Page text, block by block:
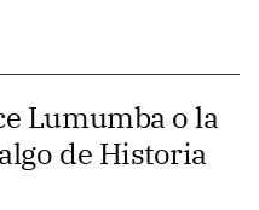
Lumumba o la
de Historia